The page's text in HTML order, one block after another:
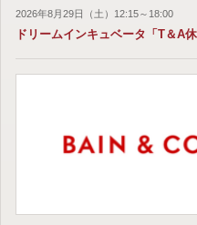
2026年8月29日（土）12:15～18:00
ドリームインキュベータ「T＆A